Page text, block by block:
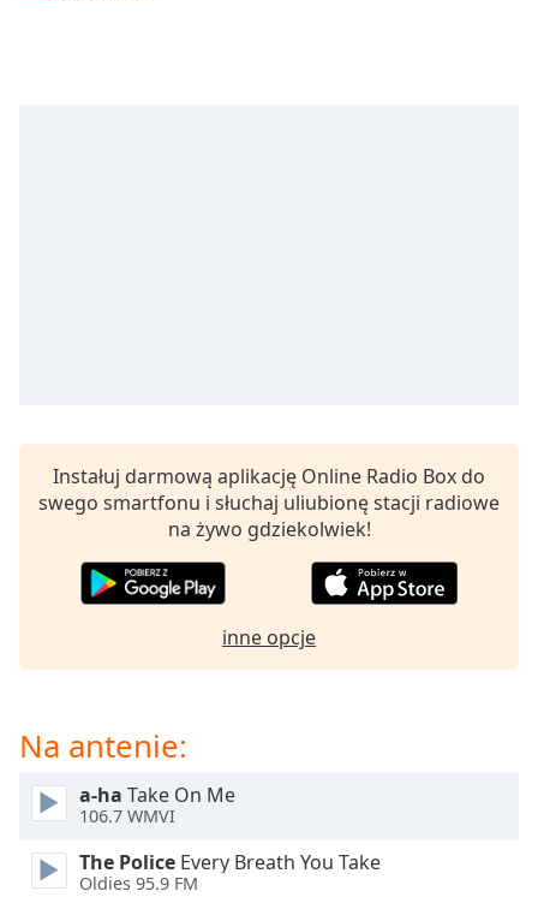
subtitles
settings
opens
subtitles
dialog
subtitles
Picture-
Picture
This
Instałuj darmową aplikację Online Radio Box do
swego smartfonu i słuchaj uliubionę stacji radiowe
na żywo gdziekolwiek!
inne opcje
Na antenie:
a-ha Take On Me
106.7 WMVI
The Police Every Breath You Take
Oldies 95.9 FM